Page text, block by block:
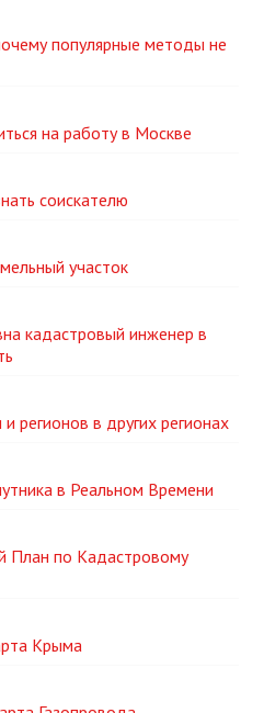
популярные методы не
на работу в Москве
соискателю
участок
кадастровый инженер в
регионов в других регионах
в Реальном Времени
План по Кадастровому
Крыма